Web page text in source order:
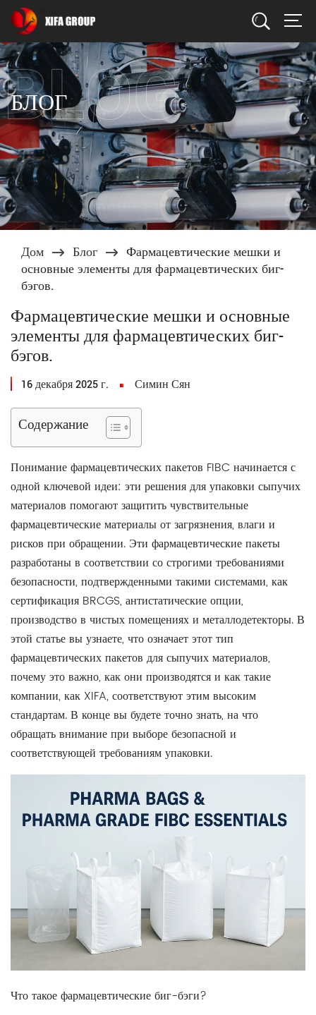
Поиск
БЛОГ
Дом Блог
Фармацевтические мешки и
основные элементы для фармацевтических биг-
бэгов.
Фармацевтические мешки и основные
элементы для фармацевтических биг-
бэгов.
16 декабря 2025 г. Симин Сян
Содержание
Понимание фармацевтических пакетов FIBC начинается с
одной ключевой идеи: эти решения для упаковки сыпучих
материалов помогают защитить чувствительные
фармацевтические материалы от загрязнения, влаги и
рисков при обращении. Эти фармацевтические пакеты
разработаны в соответствии со строгими требованиями
безопасности, подтвержденными такими системами, как
сертификация BRCGS, антистатические опции,
производство в чистых помещениях и металлодетекторы. В
этой статье вы узнаете, что означает этот тип
фармацевтических пакетов для сыпучих материалов,
почему это важно, как они производятся и как такие
компании, как XIFA, соответствуют этим высоким
стандартам. В конце вы будете точно знать, на что
обращать внимание при выборе безопасной и
соответствующей требованиям упаковки.
Что такое фармацевтические биг-бэги?